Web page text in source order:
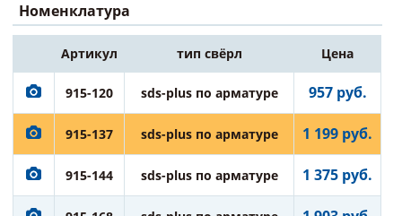
Номенклатура
Артикул тип свёрл Цена
915-120 sds-plus по арматуре 957 руб.
915-137 sds-plus по арматуре 1 199 руб.
915-144 sds-plus по арматуре 1 375 руб.